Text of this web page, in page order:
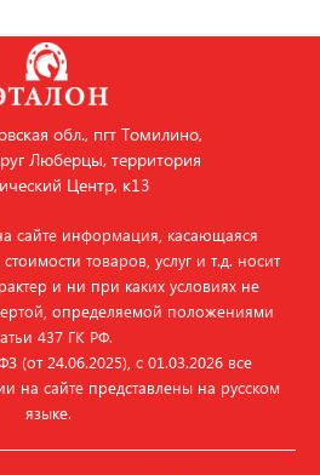
обл., пгт Томилино,
Люберцы, территория
Центр, к13
сайте информация, касающаяся
товаров, услуг и т.д. носит
и ни при каких условиях не
определяемой положениями
437 ГК РФ.
(от 24.06.2025), с 01.03.2026 все
на сайте представлены на русском
языке.